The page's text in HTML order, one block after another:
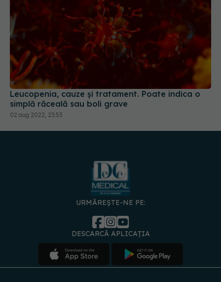
Leucopenia, cauze și tratament. Poate indica o
simplă răceală sau boli grave
02 aug 2022, 23:53
URMĂREȘTE-NE PE:
DESCARCĂ APLICAȚIA